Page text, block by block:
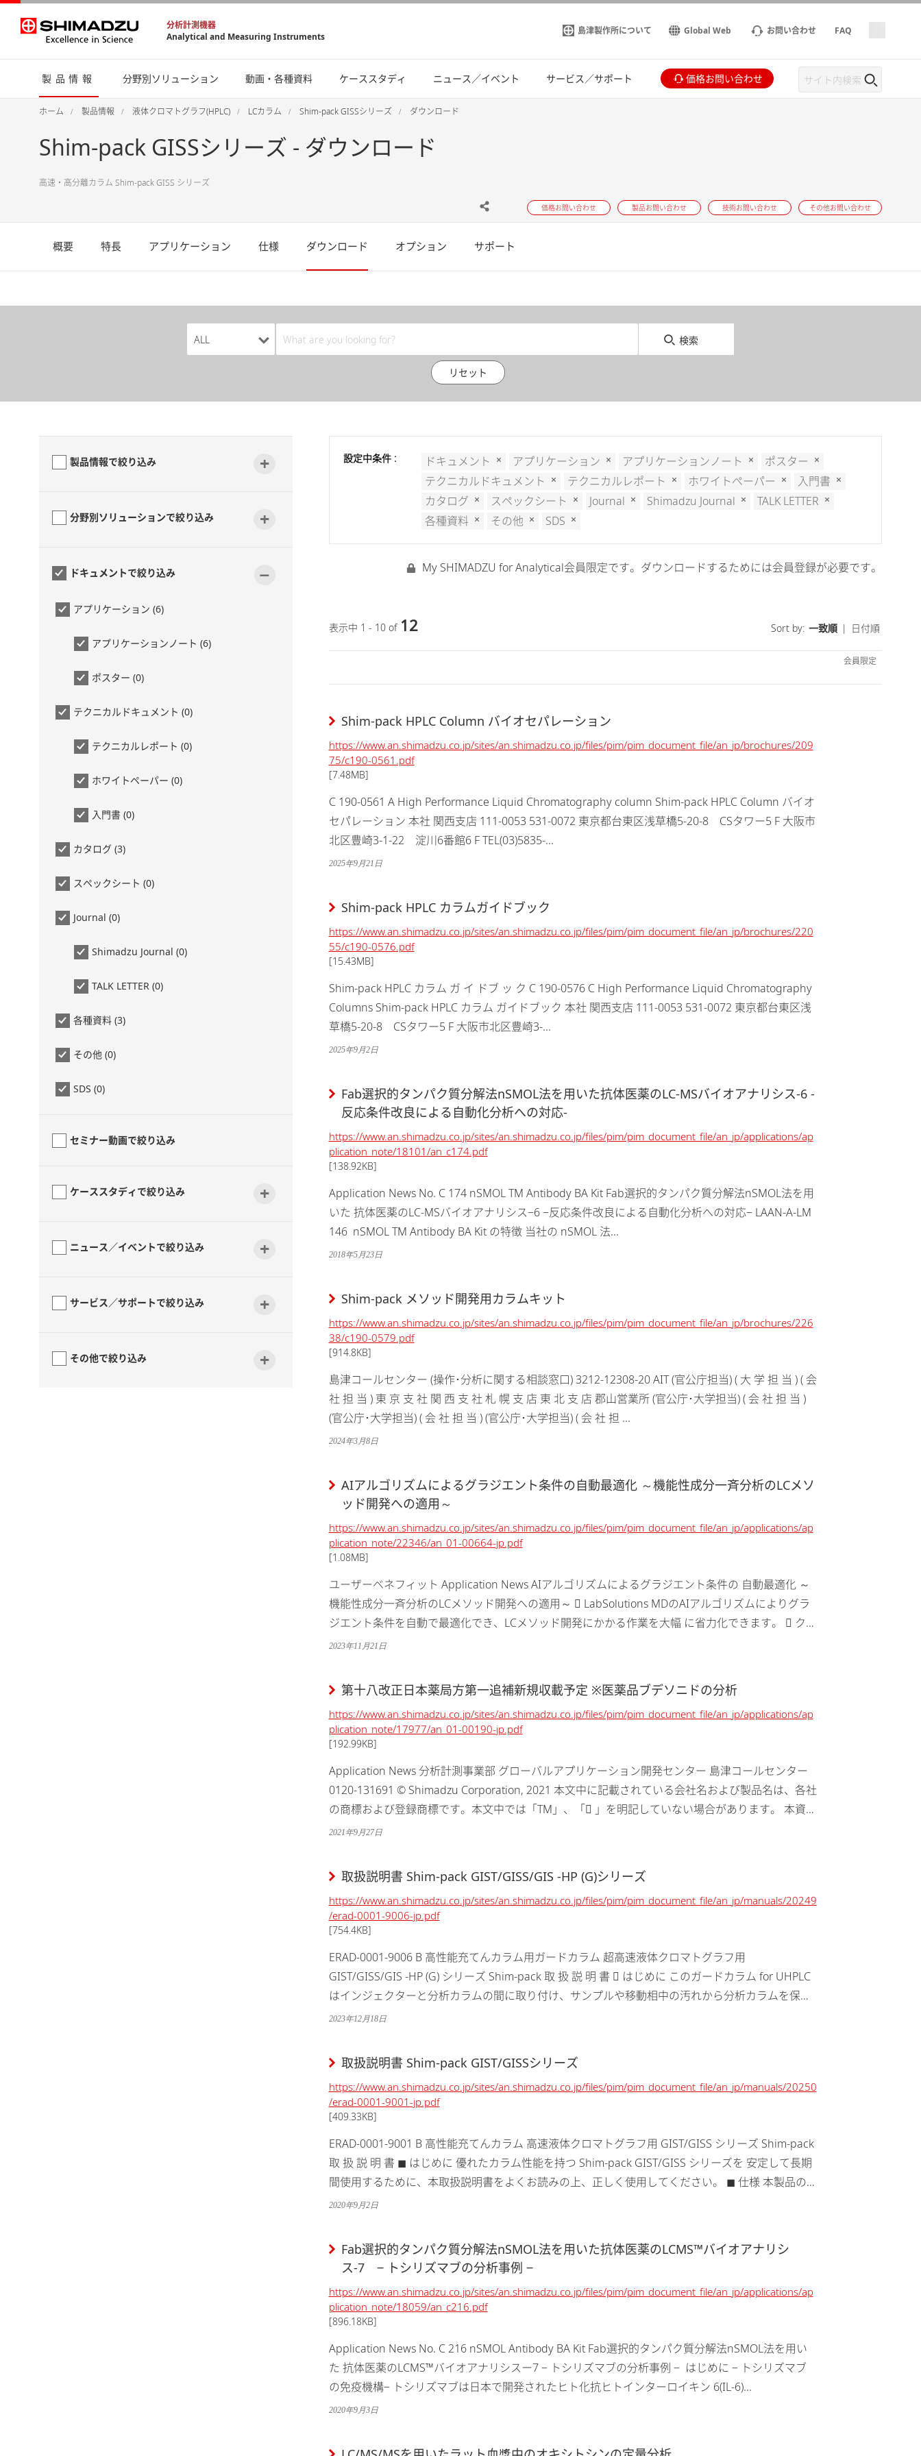
分析計測機器
Analytical and Measuring Instruments
島津製作所について Global Web お問い合わせ FAQ
製品情報 分野別ソリューション 動画・各種資料 ケーススタディ ニュース／イベント サービス／サポート 価格お問い合わせ
ホーム 製品情報 液体クロマトグラフ(HPLC) LCカラム Shim-pack GISSシリーズ ダウンロード
Shim-pack GISSシリーズ - ダウンロード
高速・高分離カラム Shim-pack GISS シリーズ
価格お問い合わせ 製品お問い合わせ 技術お問い合わせ その他お問い合わせ
概要 特長 アプリケーション 仕様 ダウンロード オプション サポート
検索
リセット
製品情報で絞り込み +
分野別ソリューションで絞り込み +
ドキュメントで絞り込み -
アプリケーション (6)
アプリケーションノート (6)
ポスター (0)
テクニカルドキュメント (0)
テクニカルレポート (0)
ホワイトペーパー (0)
入門書 (0)
カタログ (3)
スペックシート (0)
Journal (0)
Shimadzu Journal (0)
TALK LETTER (0)
各種資料 (3)
その他 (0)
SDS (0)
セミナー動画で絞り込み
ケーススタディで絞り込み +
ニュース／イベントで絞り込み +
サービス／サポートで絞り込み +
その他で絞り込み +
設定中条件 : ドキュメント アプリケーション アプリケーションノート
ポスター
テクニカルドキュメント
テクニカルレポート ホワイトペーパー
入門書
カタログ
スペックシート Journal Shimadzu Journal
TALK LETTER
各種資料
その他 SDS
My SHIMADZU for Analytical会員限定です。ダウンロードするためには会員登録が必要です。
表示中 1 - 10 of 12 Sort by: 一致順 | 日付順
会員限定
Shim-pack HPLC Column バイオセパレーション
https://www.an.shimadzu.co.jp/sites/an.shimadzu.co.jp/files/pim/pim_document_file/an_jp/brochures/209
75/c190-0561.pdf
[7.48MB]
C 190-0561 A High Performance Liquid Chromatography column Shim-pack HPLC Column バイオ
セパレーション 本社 関西支店 111-0053 531-0072 東京都台東区浅草橋5-20-8 CSタワー5 F 大阪市
北区豊崎3-1-22 淀川6番館6 F TEL(03)5835-...
2025年9月21日
Shim-pack HPLC カラムガイドブック
https://www.an.shimadzu.co.jp/sites/an.shimadzu.co.jp/files/pim/pim_document_file/an_jp/brochures/220
55/c190-0576.pdf
[15.43MB]
Shim-pack HPLC カラム ガ イ ドブ ッ ク C 190-0576 C High Performance Liquid Chromatography
Columns Shim-pack HPLC カラム ガイドブック 本社 関西支店 111-0053 531-0072 東京都台東区浅
草橋5-20-8 CSタワー5 F 大阪市北区豊崎3-...
2025年9月2日
Fab選択的タンパク質分解法nSMOL法を用いた抗体医薬のLC-MSバイオアナリシス-6 -
反応条件改良による自動化分析への対応-
https://www.an.shimadzu.co.jp/sites/an.shimadzu.co.jp/files/pim/pim_document_file/an_jp/applications/ap
plication_note/18101/an_c174.pdf
[138.92KB]
Application News No. C 174 nSMOL TM Antibody BA Kit Fab選択的タンパク質分解法nSMOL法を用
いた 抗体医薬のLC-MSバイオアナリシス−6 −反応条件改良による自動化分析への対応− LAAN-A-LM
146  nSMOL TM Antibody BA Kit の特徴 当社の nSMOL 法...
2018年5月23日
Shim-pack メソッド開発用カラムキット
https://www.an.shimadzu.co.jp/sites/an.shimadzu.co.jp/files/pim/pim_document_file/an_jp/brochures/226
38/c190-0579.pdf
[914.8KB]
島津コールセンター (操作･分析に関する相談窓口) 3212-12308-20 AIT (官公庁担当) ( 大 学 担 当 ) ( 会
社 担 当 ) 東 京 支 社 関 西 支 社 札 幌 支 店 東 北 支 店 郡山営業所 (官公庁･大学担当) ( 会 社 担 当 )
(官公庁･大学担当) ( 会 社 担 当 ) (官公庁･大学担当) ( 会 社 担 ...
2024年3月8日
AIアルゴリズムによるグラジエント条件の自動最適化 ～機能性成分一斉分析のLCメソ
ッド開発への適用～
https://www.an.shimadzu.co.jp/sites/an.shimadzu.co.jp/files/pim/pim_document_file/an_jp/applications/ap
plication_note/22346/an_01-00664-jp.pdf
[1.08MB]
ユーザーベネフィット Application News AIアルゴリズムによるグラジエント条件の 自動最適化 ～
機能性成分一斉分析のLCメソッド開発への適用～  LabSolutions MDのAIアルゴリズムによりグラ
ジエント条件を自動で最適化でき、LCメソッド開発にかかる作業を大幅 に省力化できます。  クロ
マトグラフィーに関する知見の有無によらず...
2023年11月21日
第十八改正日本薬局方第一追補新規収載予定 ※医薬品ブデソニドの分析
https://www.an.shimadzu.co.jp/sites/an.shimadzu.co.jp/files/pim/pim_document_file/an_jp/applications/ap
plication_note/17977/an_01-00190-jp.pdf
[192.99KB]
Application News 分析計測事業部 グローバルアプリケーション開発センター 島津コールセンター
0120-131691 © Shimadzu Corporation, 2021 本文中に記載されている会社名および製品名は、各社
の商標および登録商標です。本文中では「TM」、「 」を明記していない場合があります。 本資料
は発行時の情報に基づいて...
2021年9月27日
取扱説明書 Shim-pack GIST/GISS/GIS -HP (G)シリーズ
https://www.an.shimadzu.co.jp/sites/an.shimadzu.co.jp/files/pim/pim_document_file/an_jp/manuals/20249
/erad-0001-9006-jp.pdf
[754.4KB]
ERAD-0001-9006 B 高性能充てんカラム用ガードカラム 超高速液体クロマトグラフ用
GIST/GISS/GIS -HP (G) シリーズ Shim-pack 取 扱 説 明 書  はじめに このガードカラム for UHPLC
はインジェクターと分析カラムの間に取り付け、サンプルや移動相中の汚れから分析カラムを保護
するために使用します。 ...
2023年12月18日
取扱説明書 Shim-pack GIST/GISSシリーズ
https://www.an.shimadzu.co.jp/sites/an.shimadzu.co.jp/files/pim/pim_document_file/an_jp/manuals/20250
/erad-0001-9001-jp.pdf
[409.33KB]
ERAD-0001-9001 B 高性能充てんカラム 高速液体クロマトグラフ用 GIST/GISS シリーズ Shim-pack
取 扱 説 明 書 ◼ はじめに 優れたカラム性能を持つ Shim-pack GIST/GISS シリーズを 安定して長期
間使用するために、本取扱説明書をよくお読みの上、正しく使用してください。 ◼ 仕様 本製品の
製品仕様は下記...
2020年9月2日
Fab選択的タンパク質分解法nSMOL法を用いた抗体医薬のLCMS™バイオアナリシ
ス-7 ‒ トシリズマブの分析事例 ‒
https://www.an.shimadzu.co.jp/sites/an.shimadzu.co.jp/files/pim/pim_document_file/an_jp/applications/ap
plication_note/18059/an_c216.pdf
[896.18KB]
Application News No. C 216 nSMOL Antibody BA Kit Fab選択的タンパク質分解法nSMOL法を用い
た 抗体医薬のLCMS™バイオアナリシスー7 ‒ トシリズマブの分析事例 ‒  はじめに ‒ トシリズマブ
の免疫機構‒ トシリズマブは日本で開発されたヒト化抗ヒトインターロイキン 6(IL-6)...
2020年9月3日